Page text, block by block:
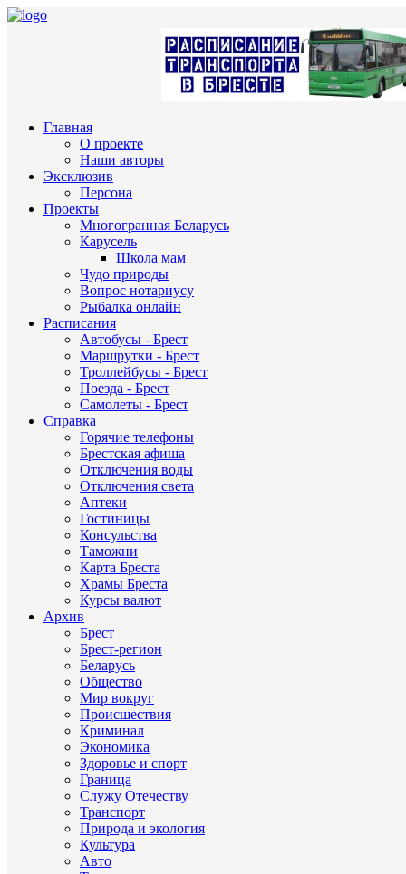
Главная
О проекте
Наши авторы
Эксклюзив
Персона
Проекты
Многогранная Беларусь
Карусель
Школа мам
Чудо природы
Вопрос нотариусу
Рыбалка онлайн
Расписания
Автобусы - Брест
Маршрутки - Брест
Троллейбусы - Брест
Поезда - Брест
Самолеты - Брест
Справка
Горячие телефоны
Брестская афиша
Отключения воды
Отключения света
Аптеки
Гостиницы
Консульства
Таможни
Карта Бреста
Храмы Бреста
Курсы валют
Архив
Брест
Брест-регион
Беларусь
Общество
Мир вокруг
Происшествия
Криминал
Экономика
Здоровье и спорт
Граница
Служу Отечеству
Транспорт
Природа и экология
Культура
Авто